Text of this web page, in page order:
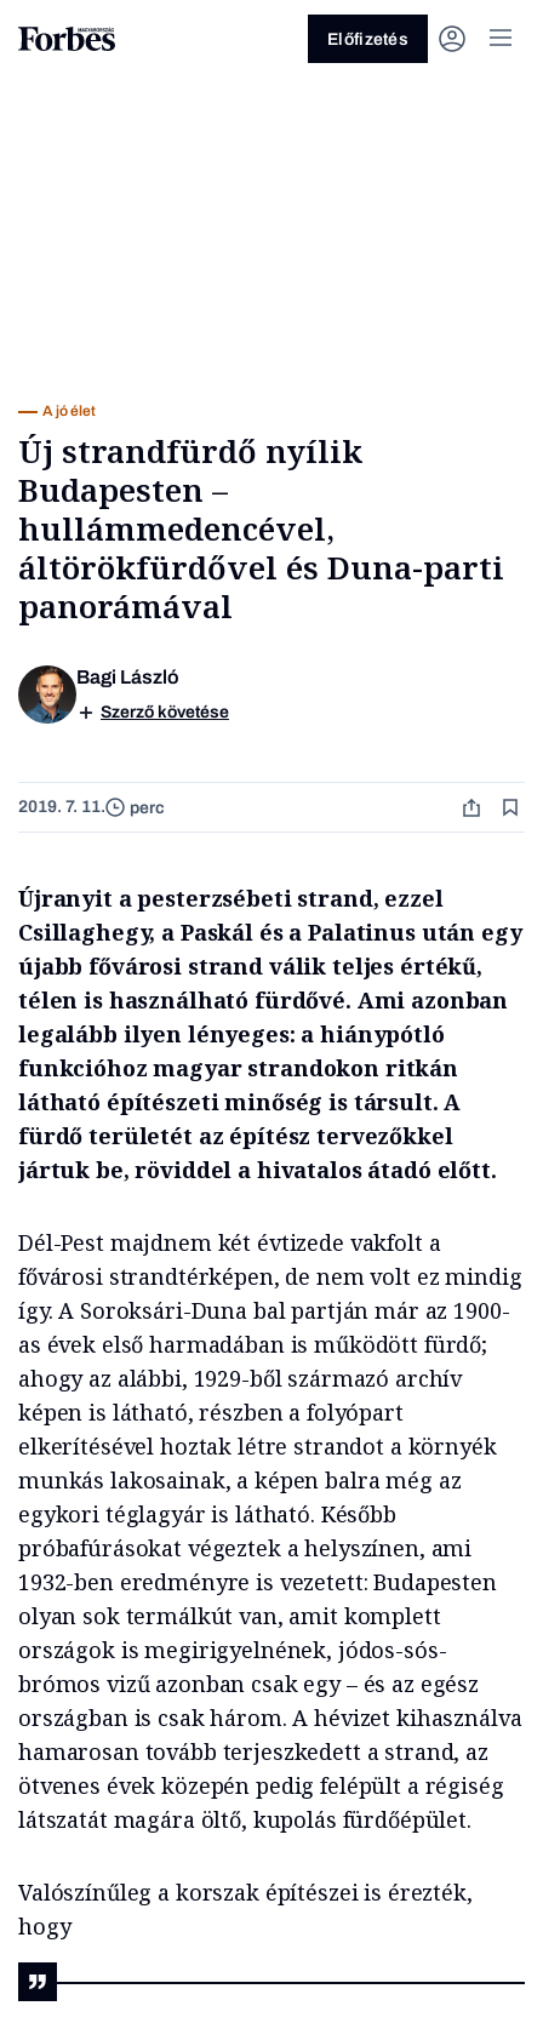
Előfizetés
A jó élet
Új strandfürdő nyílik
Budapesten –
hullámmedencével,
áltörökfürdővel és Duna-parti
panorámával
Bagi László
Szerző követése
2019. 7. 11. perc
Újranyit a pesterzsébeti strand, ezzel
Csillaghegy, a Paskál és a Palatinus után egy
újabb fővárosi strand válik teljes értékű,
télen is használható fürdővé. Ami azonban
legalább ilyen lényeges: a hiánypótló
funkcióhoz magyar strandokon ritkán
látható építészeti minőség is társult. A
fürdő területét az építész tervezőkkel
jártuk be, röviddel a hivatalos átadó előtt.
Dél-Pest majdnem két évtizede vakfolt a
fővárosi strandtérképen, de nem volt ez mindig
így. A Soroksári-Duna bal partján már az 1900-
as évek első harmadában is működött fürdő;
ahogy az alábbi, 1929-ből származó archív
képen is látható, részben a folyópart
elkerítésével hoztak létre strandot a környék
munkás lakosainak, a képen balra még az
egykori téglagyár is látható. Később
próbafúrásokat végeztek a helyszínen, ami
1932-ben eredményre is vezetett: Budapesten
olyan sok termálkút van, amit komplett
országok is megirigyelnének, jódos-sós-
brómos vizű azonban csak egy – és az egész
országban is csak három. A hévizet kihasználva
hamarosan tovább terjeszkedett a strand, az
ötvenes évek közepén pedig felépült a régiség
látszatát magára öltő, kupolás fürdőépület.
Valószínűleg a korszak építészei is érezték,
hogy